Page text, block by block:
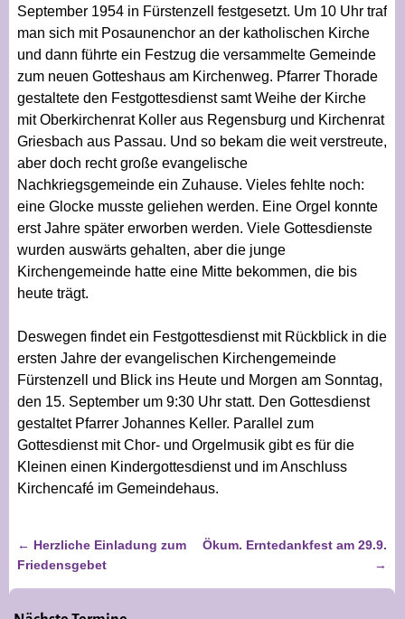
September 1954 in Fürstenzell festgesetzt. Um 10 Uhr traf
man sich mit Posaunenchor an der katholischen Kirche
und dann führte ein Festzug die versammelte Gemeinde
zum neuen Gotteshaus am Kirchenweg. Pfarrer Thorade
gestaltete den Festgottesdienst samt Weihe der Kirche
mit Oberkirchenrat Koller aus Regensburg und Kirchenrat
Griesbach aus Passau. Und so bekam die weit verstreute,
aber doch recht große evangelische
Nachkriegsgemeinde ein Zuhause. Vieles fehlte noch:
eine Glocke musste geliehen werden. Eine Orgel konnte
erst Jahre später erworben werden. Viele Gottesdienste
wurden auswärts gehalten, aber die junge
Kirchengemeinde hatte eine Mitte bekommen, die bis
heute trägt.
Deswegen findet ein Festgottesdienst mit Rückblick in die
ersten Jahre der evangelischen Kirchengemeinde
Fürstenzell und Blick ins Heute und Morgen am Sonntag,
den 15. September um 9:30 Uhr statt. Den Gottesdienst
gestaltet Pfarrer Johannes Keller. Parallel zum
Gottesdienst mit Chor- und Orgelmusik gibt es für die
Kleinen einen Kindergottesdienst und im Anschluss
Kirchencafé im Gemeindehaus.
Artikelnavigation
← Herzliche Einladung zum
Friedensgebet
Ökum. Erntedankfest am 29.9.
→